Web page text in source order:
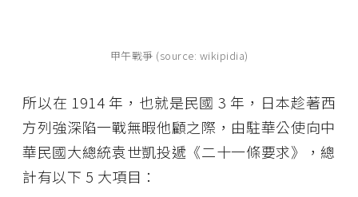
甲午戰爭 (source: wikipidia)
所以在 1914 年，也就是民國 3 年，日本趁著西
方列強深陷一戰無暇他顧之際，由駐華公使向中
華民國大總統袁世凱投遞《二十一條要求》，總
計有以下 5 大項目：